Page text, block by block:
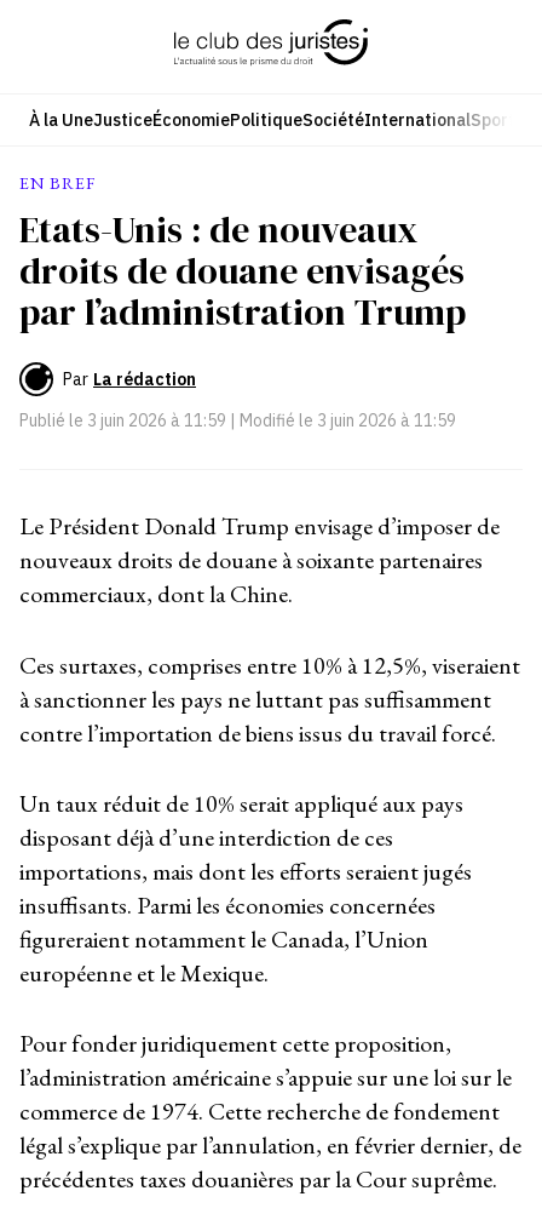
À la UneJusticeÉconomiePolitiqueSociétéInternationalSport
EN BREF
Etats-Unis : de nouveaux
droits de douane envisagés
par l’administration Trump
Par La rédaction
Publié le 3 juin 2026 à 11:59 | Modifié le 3 juin 2026 à 11:59
Le Président Donald Trump envisage d’imposer de
nouveaux droits de douane à soixante partenaires
commerciaux, dont la Chine.
Ces surtaxes, comprises entre 10% à 12,5%, viseraient
à sanctionner les pays ne luttant pas suffisamment
contre l’importation de biens issus du travail forcé.
Un taux réduit de 10% serait appliqué aux pays
disposant déjà d’une interdiction de ces
importations, mais dont les efforts seraient jugés
insuffisants. Parmi les économies concernées
figureraient notamment le Canada, l’Union
européenne et le Mexique.
Pour fonder juridiquement cette proposition,
l’administration américaine s’appuie sur une loi sur le
commerce de 1974. Cette recherche de fondement
légal s’explique par l’annulation, en février dernier, de
précédentes taxes douanières par la Cour suprême.